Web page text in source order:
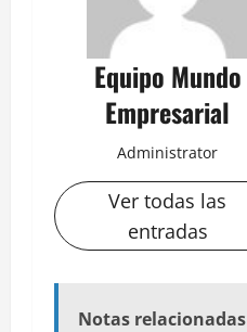
Equipo Mundo
Empresarial
Administrator
Ver todas las
entradas
Notas relacionadas